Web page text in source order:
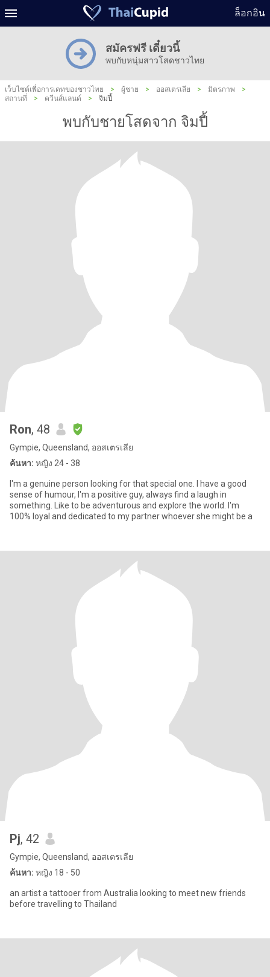
ล็อกอิน
สมัครฟรี เดี๋ยวนี้
พบกับหนุ่มสาวโสดชาวไทย
เว็บไซต์เพื่อการเดทของชาวไทย > ผู้ชาย > ออสเตรเลีย > มิตรภาพ
>
สถานที่
> ควีนส์แลนด์ > จิมปี้
พบกับชายโสดจาก จิมปี้
Ron, 48
Gympie, Queensland, ออสเตรเลีย
ค้นหา: หญิง 24 - 38
I'm a genuine person looking for that special one. I have a good
sense of humour, I'm a positive guy, always find a laugh in
something. Like to be adventurous and explore the world. I'm
100% loyal and dedicated to my partner whoever she might be a
Pj, 42
Gympie, Queensland, ออสเตรเลีย
ค้นหา: หญิง 18 - 50
an artist a tattooer from Australia looking to meet new friends
before travelling to Thailand